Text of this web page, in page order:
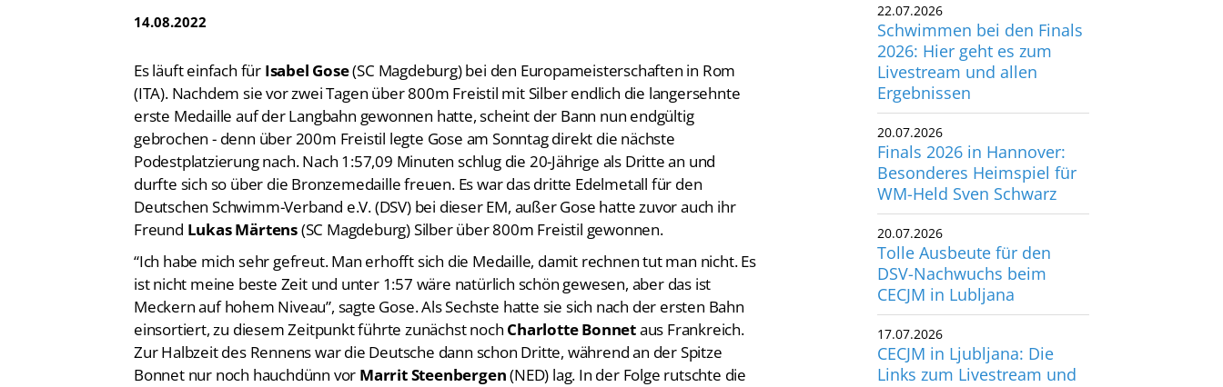
14.08.2022
Es läuft einfach für Isabel Gose(SC Magdeburg) bei den Europameisterschaften in Rom
(ITA). Nachdem sie vor zwei Tagen über 800m Freistil mit Silber endlich die langersehnte
erste Medaille auf der Langbahn gewonnen hatte, scheint der Bann nun endgültig
gebrochen - denn über 200m Freistil legte Gose am Sonntag direkt die nächste
Podestplatzierung nach. Nach 1:57,09 Minuten schlug die 20-Jährige als Dritte an und
durfte sich so über die Bronzemedaille freuen. Es war das dritte Edelmetall für den
Deutschen Schwimm-Verband e.V. (DSV) bei dieser EM, außer Gose hatte zuvor auch ihr
Freund Lukas Märtens(SC Magdeburg) Silber über 800m Freistil gewonnen.
“Ich habe mich sehr gefreut. Man erhofft sich die Medaille, damit rechnen tut man nicht. Es
ist nicht meine beste Zeit und unter 1:57 wäre natürlich schön gewesen, aber das ist
Meckern auf hohem Niveau”, sagte Gose. Als Sechste hatte sie sich nach der ersten Bahn
einsortiert, zu diesem Zeitpunkt führte zunächst noch Charlotte Bonnetaus Frankreich.
Zur Halbzeit des Rennens war die Deutsche dann schon Dritte, während an der Spitze
Bonnet nur noch hauchdünn vor Marrit Steenbergen(NED) lag. In der Folge rutschte die
22.07.2026
Schwimmen bei den Finals
2026: Hier geht es zum
Livestream und allen
Ergebnissen
20.07.2026
Finals 2026 in Hannover:
Besonderes Heimspiel für
WM-Held Sven Schwarz
20.07.2026
Tolle Ausbeute für den
DSV-Nachwuchs beim
CECJM in Lubljana
17.07.2026
CECJM in Ljubljana: Die
Links zum Livestream und